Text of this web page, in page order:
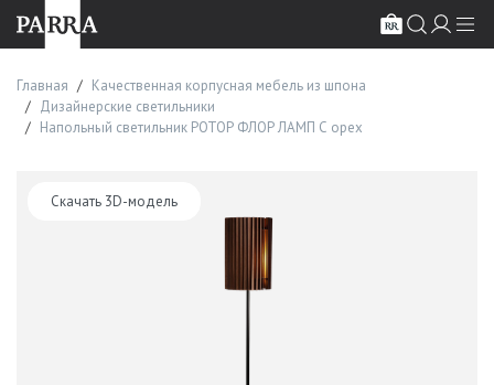
Главная
Качественная корпусная мебель из шпона
Дизайнерские светильники
Напольный светильник РОТОР ФЛОР ЛАМП С орех
Скачать 3D-модель